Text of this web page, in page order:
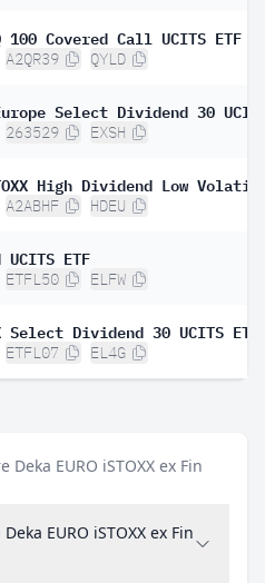
100 Covered Call UCITS ETF
A2QR39 QYLD
263529 EXSH
A2ABHF HDEU
ETF
ETFL50 ELFW
Select Dividend 30 UCITS ETF
ETFL07 EL4G
EURO iSTOXX ex Fin
EURO iSTOXX ex Fin